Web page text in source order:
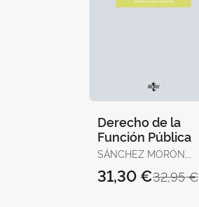
Derecho de la
Función Pública
SÁNCHEZ MORÓN,
32,95 €
31,30 €